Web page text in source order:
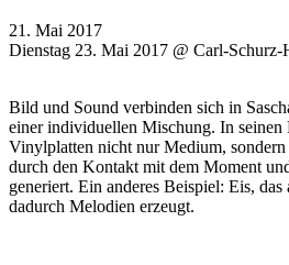
21. Mai 2017
Dienstag 23. Mai 2017 @ Carl-Schurz-
Bild und Sound verbinden sich in
einer individuellen Mischung. In seinen
Vinylplatten nicht nur Medium,
durch den Kontakt mit dem Moment
generiert. Ein anderes Beispiel: Eis,
dadurch Melodien erzeugt.